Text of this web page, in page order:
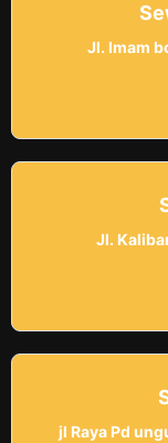
Jl. Imam
Jl.
jl Raya Pd